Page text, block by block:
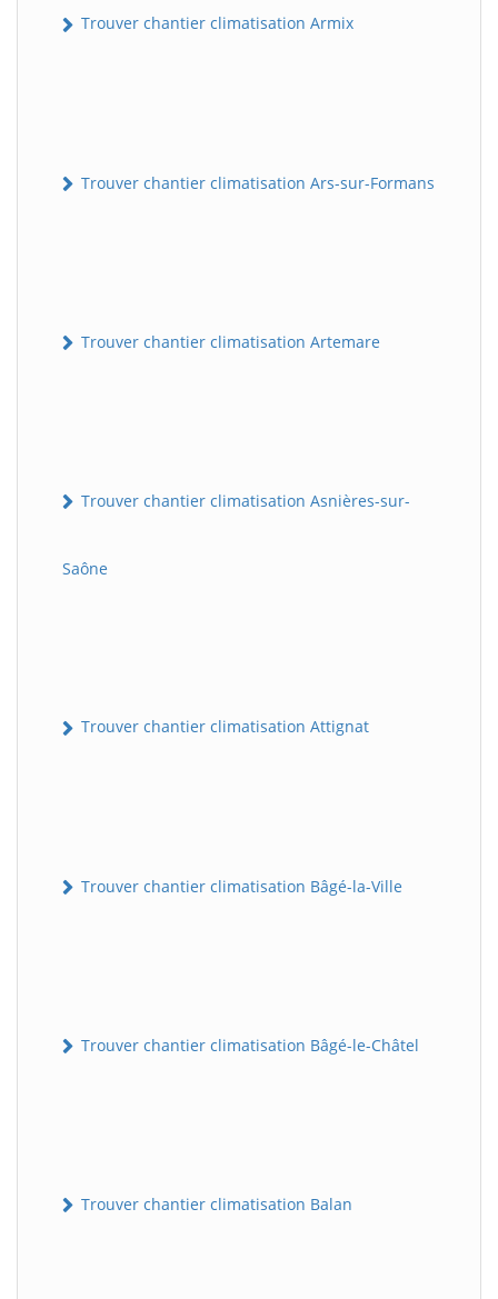
Trouver chantier climatisation Armix
Trouver chantier climatisation Ars-sur-Formans
Trouver chantier climatisation Artemare
Trouver chantier climatisation Asnières-sur-
Saône
Trouver chantier climatisation Attignat
Trouver chantier climatisation Bâgé-la-Ville
Trouver chantier climatisation Bâgé-le-Châtel
Trouver chantier climatisation Balan